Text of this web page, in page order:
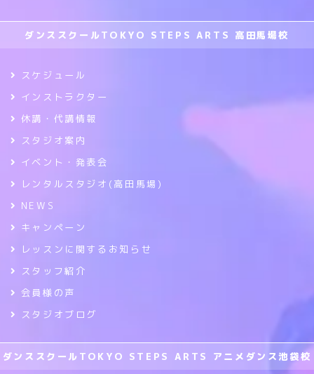
ダンススクールTOKYO STEPS ARTS 高田馬場校
スケジュール
インストラクター
休講・代講情報
スタジオ案内
イベント・発表会
レンタルスタジオ(高田馬場)
NEWS
キャンペーン
レッスンに関するお知らせ
スタッフ紹介
会員様の声
スタジオブログ
ダンススクールTOKYO STEPS ARTS アニメダンス池袋校